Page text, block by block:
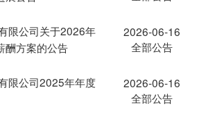
限公司关于2026年
酬方案的公告
2026-06-16
全部公告
限公司2025年年度
2026-06-16
全部公告